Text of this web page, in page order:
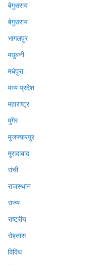
बेगुसराय
बेगुसराय
भागलपुर
मधुबनी
मधेपुरा
मध्य प्रदेश
महाराष्ट्र
मुंगेर
मुजफ्फ़रपुर
मुरादाबाद
रांची
राजस्थान
राज्य
राष्ट्रीय
रोहतास
विविध